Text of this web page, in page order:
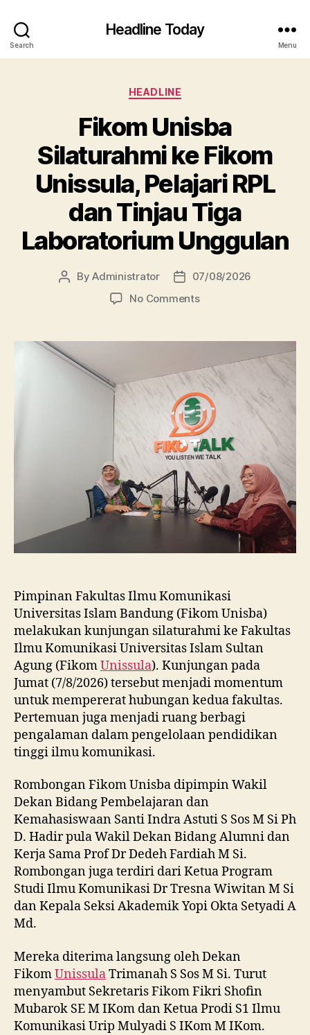
Search
Headline Today
Menu
Categories
HEADLINE
Fikom Unisba
Silaturahmi ke Fikom
Unissula, Pelajari RPL
dan Tinjau Tiga
Laboratorium Unggulan
PostByAdministrator
Post07/08/2026
No Commentson
Silaturahmi
Fikom
Unissula,
Pelajari
RPL
dan
Tinjau
Tiga
Laboratorium
Unggulan
Pimpinan Fakultas Ilmu Komunikasi
Universitas Islam Bandung (Fikom Unisba)
melakukan kunjungan silaturahmi ke Fakultas
Ilmu Komunikasi Universitas Islam Sultan
Agung (FikomUnissula). Kunjungan pada
Jumat (7/8/2026) tersebut menjadi momentum
untuk mempererat hubungan kedua fakultas.
Pertemuan juga menjadi ruang berbagi
pengalaman dalam pengelolaan pendidikan
tinggi ilmu komunikasi.
Rombongan Fikom Unisba dipimpin Wakil
Dekan Bidang Pembelajaran dan
Kemahasiswaan Santi Indra Astuti S Sos M Si Ph
D. Hadir pula Wakil Dekan Bidang Alumni dan
Kerja Sama Prof Dr Dedeh Fardiah M Si.
Rombongan juga terdiri dari Ketua Program
Studi Ilmu Komunikasi Dr Tresna Wiwitan M Si
dan Kepala Seksi Akademik Yopi Okta Setyadi A
Md.
Mereka diterima langsung oleh Dekan
FikomUnissulaTrimanah S Sos M Si. Turut
menyambut Sekretaris Fikom Fikri Shofin
Mubarok SE M IKom dan Ketua Prodi S1 Ilmu
Komunikasi Urip Mulyadi S IKom M IKom.